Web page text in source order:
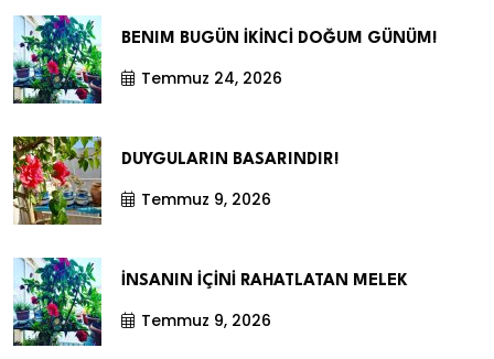
BENIM BUGÜN İKİNCİ DOĞUM GÜNÜM!
Temmuz 24, 2026
DUYGULARIN BASARINDIR!
Temmuz 9, 2026
İNSANIN İÇİNİ RAHATLATAN MELEK
Temmuz 9, 2026